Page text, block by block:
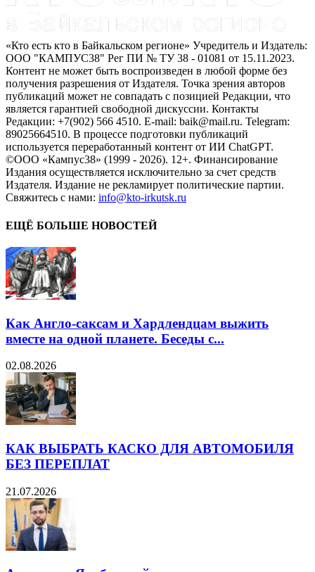
«Кто есть кто в Байкальском регионе» Учредитель и Издатель:
ООО "КАМПУС38" Рег ПИ № ТУ 38 - 01081 от 15.11.2023.
Контент не может быть воспроизведен в любой форме без
получения разрешения от Издателя. Точка зрения авторов
публикаций может не совпадать с позицией Редакции, что
является гарантией свободной дискуссии. Контакты
Редакции: +7(902) 566 4510. E-mail: baik@mail.ru. Telegram:
89025664510. В процессе подготовки публикаций
используется переработанный контент от ИИ ChatGPT.
©ООО «Кампус38» (1999 - 2026). 12+. Финансирование
Издания осуществляется исключительно за счет средств
Издателя. Издание не рекламирует политические партии.
Свяжитесь с нами: info@kto-irkutsk.ru
ЕЩЁ БОЛЬШЕ НОВОСТЕЙ
Как Англо-саксам и Хардлендцам выжить
вместе на одной планете. Беседы с...
02.08.2026
КАК ВЫБРАТЬ КАСКО ДЛЯ АВТОМОБИЛЯ
БЕЗ ПЕРЕПЛАТ
21.07.2026